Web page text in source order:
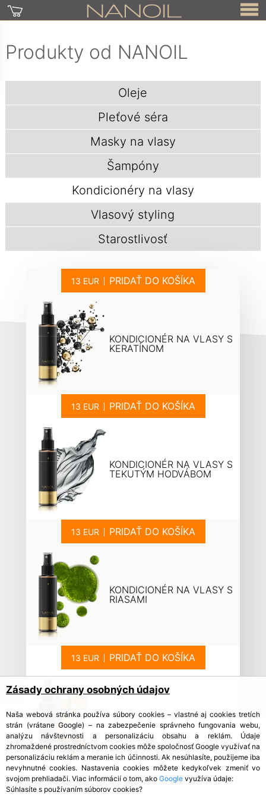
Produkty od NANOIL
Oleje
Pleťové séra
Masky na vlasy
Šampóny
Kondicionéry na vlasy
Vlasový styling
Starostlivosť
PRIDAŤ DO KOŠÍKA
KONDICIONÉR NA VLASY S
KERATÍNOM
PRIDAŤ DO KOŠÍKA
KONDICIONÉR NA VLASY S
TEKUTÝM HODVÁBOM
PRIDAŤ DO KOŠÍKA
KONDICIONÉR NA VLASY S
RIASAMI
PRIDAŤ DO KOŠÍKA
KONDICIONÉR NA VLASY S
ARGANOM
Zásady ochrany osobných údajov
Naša webová stránka používa súbory cookies – vlastné aj cookies tretích
strán (vrátane Google) – na zabezpečenie správneho fungovania webu,
analýzu návštevnosti a personalizáciu obsahu a reklám. Údaje
zhromaždené prostredníctvom cookies môže spoločnosť Google využívať na
personalizáciu reklám a meranie ich účinnosti. Ak nesúhlasíte, použijeme iba
nevyhnutné cookies. Nastavenia cookies môžete kedykoľvek zmeniť vo
svojom prehliadači. Viac informácií o tom, ako Google využíva údaje:
Súhlasíte s používaním súborov cookies?